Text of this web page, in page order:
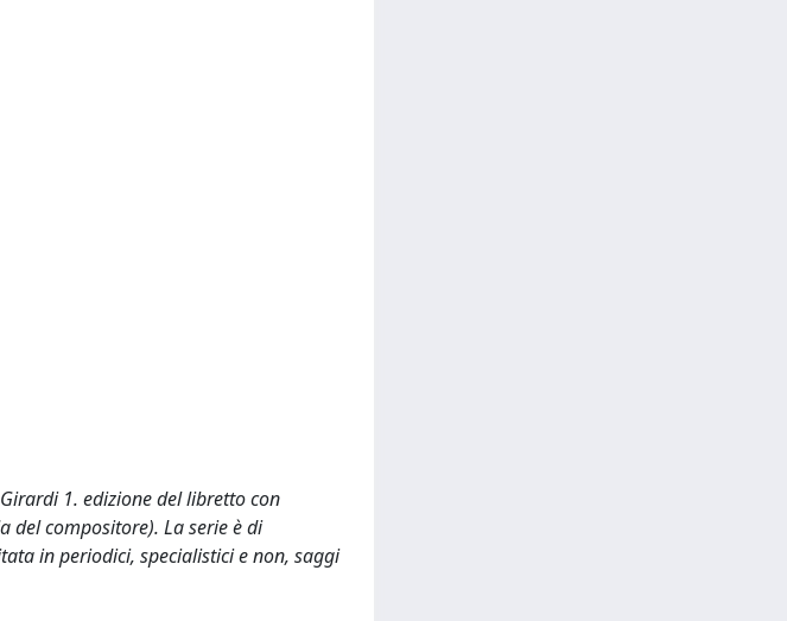
1. edizione del libretto con
compositore). La serie è di
in periodici, specialistici e non, saggi